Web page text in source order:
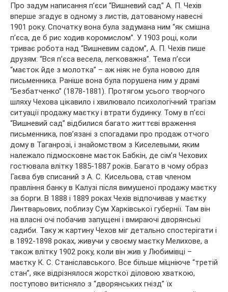
Про задум написання п’єси “Вишневий сад” А. П. Чехів
вперше згадує в одному з листів, датованому навесні
1901 року. Спочатку вона була задумана ним “як смішна
п’єса, де б рис ходив коромислом”. У 1903 році, коли
триває робота над “Вишневим садом”, А. П. Чехів пише
друзям: “Вся п’єса весела, легковажна”. Тема п’єси
“маєток йде з молотка” – аж ніяк не була новою для
письменника. Раніше вона була порушена ним у драмі
“Безбатченко” (1878-1881). Протягом усього творчого
шляху Чехова цікавило і хвилювало психологічний трагізм
ситуації продажу маєтку і втрати будинку. Тому в п’єсі
“Вишневий сад” відбилися багато життєві враження
письменника, пов’язані з спогадами про продаж отчого
дому в Таганрозі, і знайомством з Киселевыми, яким
належало підмосковне маєток Бабкін, де сім’я Чехових
гостювала влітку 1885-1887 років. Багато в чому образ
Гаєва був списаний з А. С. Кисельова, став членом
правління банку в Калузі після вимушеної продажу маєтку
за борги. В 1888 і 1889 роках Чехів відпочивав у маєтку
Линтварьових, поблизу Сум Харківської губернії. Там він
на власні очі побачив запущені і вмираючі дворянські
садиби. Таку ж картину Чехов міг детально спостерігати і
в 1892-1898 роках, живучи у своєму маєтку Мелихове, а
також влітку 1902 року, коли він жив у Любимівці –
маєтку К. С. Станіславського. Все більше міцніюче “третій
стан”, яке відрізнялося жорсткої діловою хваткою,
поступово витісняло з “дворянських гнізд” їх